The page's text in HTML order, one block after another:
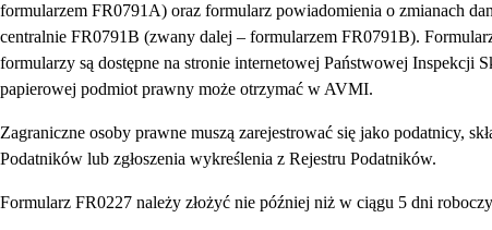
formularzem FR0791A) oraz formularz powiadomienia o zmianach
centralnie FR0791B (zwany dalej – formularzem FR0791B).
formularzy są dostępne na stronie internetowej Państwowej
papierowej podmiot prawny może otrzymać w AVMI.
Zagraniczne osoby prawne muszą zarejestrować się jako podatnicy,
Podatników lub zgłoszenia wykreślenia z Rejestru Podatników.
Formularz FR0227 należy złożyć nie później niż w ciągu 5 dni